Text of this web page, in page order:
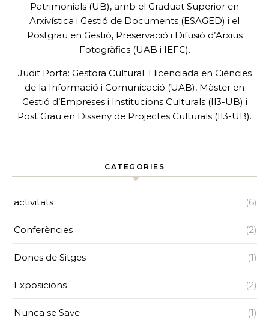
Patrimonials (UB), amb el Graduat Superior en
Arxivística i Gestió de Documents (ESAGED) i el
Postgrau en Gestió, Preservació i Difusió d’Arxius
Fotogràfics (UAB i IEFC).
Judit Porta: Gestora Cultural. Llicenciada en Ciències
de la Informació i Comunicació (UAB), Màster en
Gestió d’Empreses i Institucions Culturals (Il3-UB) i
Post Grau en Disseny de Projectes Culturals (Il3-UB).
CATEGORIES
activitats (6)
Conferències (2)
Dones de Sitges (1)
Exposicions (2)
Nunca se Save (1)